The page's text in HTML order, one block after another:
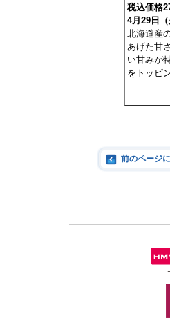
税込価格
4月 29 日
北海道産
あげた甘
い甘みが
をトッピ
前のページ